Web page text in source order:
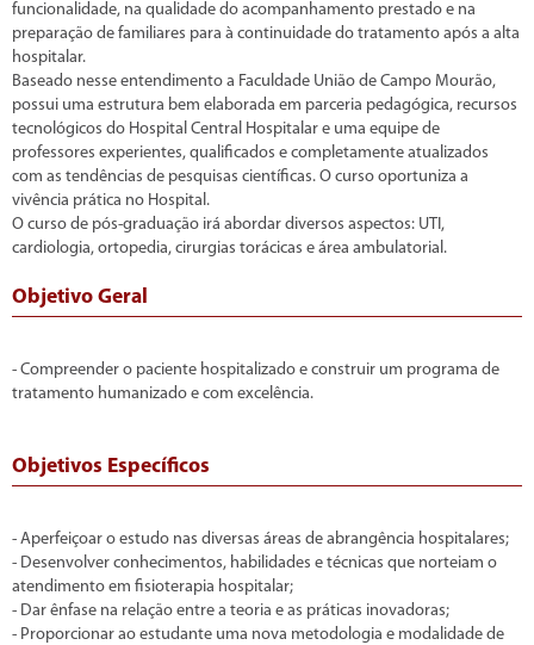
funcionalidade, na qualidade do acompanhamento prestado e na
preparação de familiares para à continuidade do tratamento após a alta
hospitalar.
Baseado nesse entendimento a Faculdade União de Campo Mourão,
possui uma estrutura bem elaborada em parceria pedagógica, recursos
tecnológicos do Hospital Central Hospitalar e uma equipe de
professores experientes, qualificados e completamente atualizados
com as tendências de pesquisas científicas. O curso oportuniza a
vivência prática no Hospital.
O curso de pós-graduação irá abordar diversos aspectos: UTI,
cardiologia, ortopedia, cirurgias torácicas e área ambulatorial.
Objetivo Geral
- Compreender o paciente hospitalizado e construir um programa de
tratamento humanizado e com excelência.
Objetivos Específicos
- Aperfeiçoar o estudo nas diversas áreas de abrangência hospitalares;
- Desenvolver conhecimentos, habilidades e técnicas que norteiam o
atendimento em fisioterapia hospitalar;
- Dar ênfase na relação entre a teoria e as práticas inovadoras;
- Proporcionar ao estudante uma nova metodologia e modalidade de